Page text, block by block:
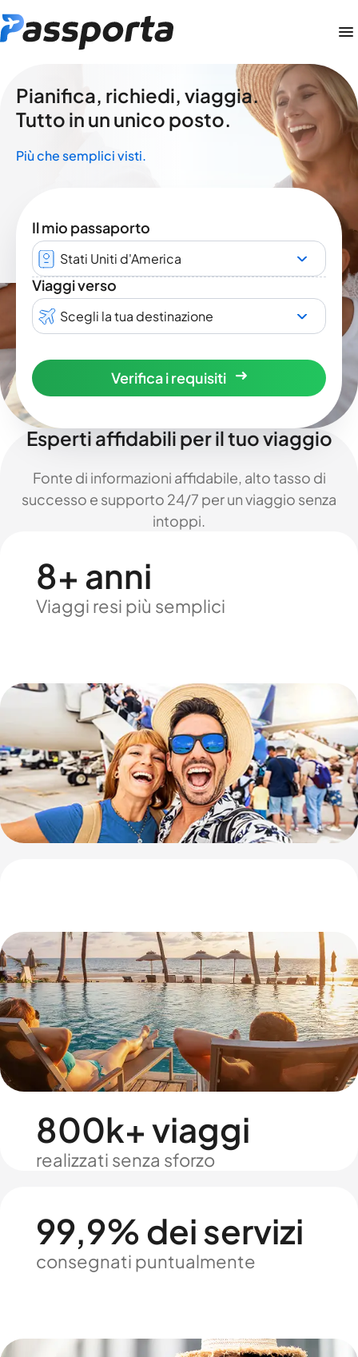
Pianifica, richiedi, viaggia.
Tutto in un unico posto.
Più che semplici visti.
Il mio passaporto
Stati Uniti d'America
Viaggi verso
Scegli la tua destinazione
Verifica i requisiti
Esperti affidabili per il tuo viaggio
Fonte di informazioni affidabile, alto tasso di
successo e supporto 24/7 per un viaggio senza
intoppi.
8+ anni
Viaggi resi più semplici
800k+ viaggi
realizzati senza sforzo
99,9% dei servizi
consegnati puntualmente